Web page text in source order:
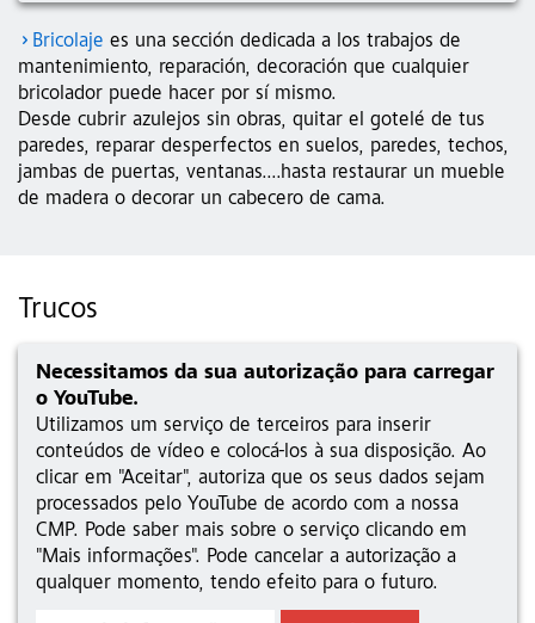
Bricolaje es una sección dedicada a los trabajos de
mantenimiento, reparación, decoración que cualquier
bricolador puede hacer por sí mismo.
Desde cubrir azulejos sin obras, quitar el gotelé de tus
paredes, reparar desperfectos en suelos, paredes, techos,
jambas de puertas, ventanas....hasta restaurar un mueble
de madera o decorar un cabecero de cama.
Trucos
Necessitamos da sua autorização para carregar
o YouTube.
Utilizamos um serviço de terceiros para inserir
conteúdos de vídeo e colocá-los à sua disposição. Ao
clicar em "Aceitar", autoriza que os seus dados sejam
processados pelo YouTube de acordo com a nossa
CMP. Pode saber mais sobre o serviço clicando em
"Mais informações". Pode cancelar a autorização a
qualquer momento, tendo efeito para o futuro.